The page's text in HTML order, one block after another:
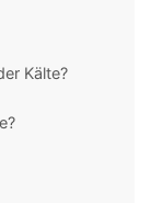
Kälte?